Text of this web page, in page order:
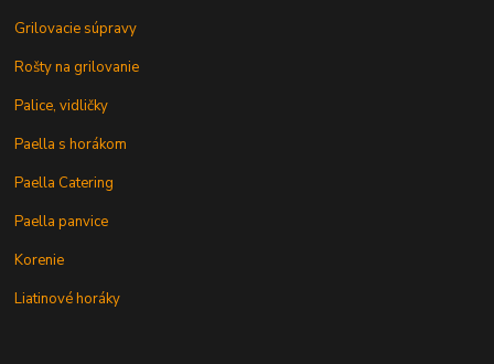
Grilovacie súpravy
Rošty na grilovanie
Palice, vidličky
Paella s horákom
Paella Catering
Paella panvice
Korenie
Liatinové horáky